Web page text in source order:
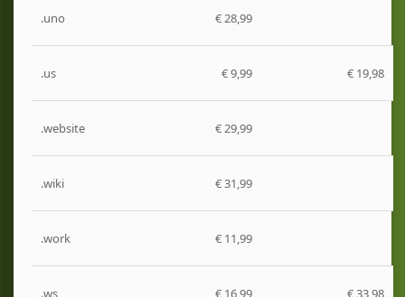
.uno € 28,99
.us € 9,99 € 19,98
.website € 29,99
.wiki € 31,99
.work € 11,99
.ws € 16,99 € 33,98